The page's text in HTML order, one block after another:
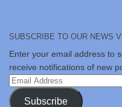
SUBSCRIBE TO OUR NEWS
Enter your email address to
receive notifications of new
Email
Address
Subscribe